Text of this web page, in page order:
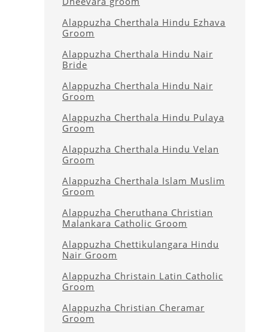
Alappuzha Cherthala Hindu Ezhava
Groom
Alappuzha Cherthala Hindu Nair
Bride
Alappuzha Cherthala Hindu Nair
Groom
Alappuzha Cherthala Hindu Pulaya
Groom
Alappuzha Cherthala Hindu Velan
Groom
Alappuzha Cherthala Islam Muslim
Groom
Alappuzha Cheruthana Christian
Malankara Catholic Groom
Alappuzha Chettikulangara Hindu
Nair Groom
Alappuzha Christain Latin Catholic
Groom
Alappuzha Christian Cheramar
Groom